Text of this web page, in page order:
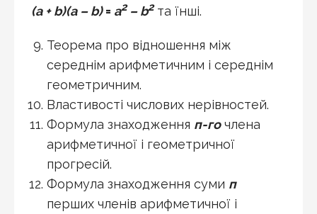
(а + b)(а – b)= а2– b2та їнші.
Теорема про відношення між
середнім арифметичним і середнім
геометричним.
Властивості числових нерівностей.
Формула знаходження п-гочлена
арифметичної і геометричної
прогресій.
Формула знаходження суми п
перших членів арифметичної і